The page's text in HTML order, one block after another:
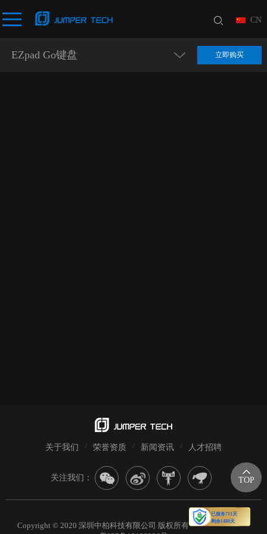
CN
立即购买
EZpad Go键盘
关于我们 荣誉资质 新闻资讯 人才招聘
关注我们：
Copyright © 2020 深圳中柏科技有限公司 版权所有
TOP